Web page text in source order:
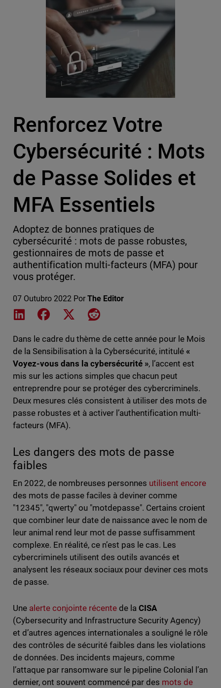
Renforcez Votre
Cybersécurité : Mots
de Passe Solides et
MFA Essentiels
Adoptez de bonnes pratiques de
cybersécurité : mots de passe robustes,
gestionnaires de mots de passe et
authentification multi-facteurs (MFA) pour
vous protéger.
07 Outubro 2022 Por The Editor
Share on LinkedIn
Share on Facebook
Share on XShare on Reddit
Dans le cadre du thème de cette année pour le Mois
de la Sensibilisation à la Cybersécurité, intitulé«
Voyez-vous dans la cybersécurité », l’accent est
mis sur les actions simples que chacun peut
entreprendre pour se protéger des cybercriminels.
Deux mesures clés consistent à utiliser des mots de
passe robustes et à activer l’authentification multi-
facteurs (MFA).
Les dangers des mots de passe
faibles
En 2022, de nombreuses personnes utilisent encore
des mots de passe faciles à deviner comme
"12345", "qwerty" ou "motdepasse". Certains croient
que combiner leur date de naissance avec le nom de
leur animal rend leur mot de passe suffisamment
complexe. En réalité, ce n’est pas le cas. Les
cybercriminels utilisent des outils avancés et
analysent les réseaux sociaux pour deviner ces mots
de passe.
Une alerte conjointe récentede laCISA
(Cybersecurity and Infrastructure Security Agency)
et d’autres agences internationales a souligné le rôle
des contrôles de sécurité faibles dans les violations
de données. Des incidents majeurs, comme
l’attaque par ransomware sur le pipeline Colonial l’an
dernier, ont souvent commencé par des mots de